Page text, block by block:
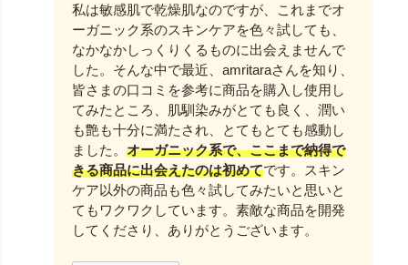
私は敏感肌で乾燥肌なのですが、これまでオ
ーガニック系のスキンケアを色々試しても、
なかなかしっくりくるものに出会えませんで
した。そんな中で最近、amritaraさんを知り、
皆さまの口コミを参考に商品を購入し使用し
てみたところ、肌馴染みがとても良く、潤い
も艶も十分に満たされ、とてもとても感動し
ました。 オーガニック系で、ここまで納得で
きる商品に出会えたのは初めてです。スキン
ケア以外の商品も色々試してみたいと思いと
てもワクワクしています。素敵な商品を開発
してくださり、ありがとうございます。